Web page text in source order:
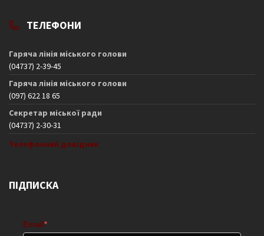
ТЕЛЕФОНИ
Гаряча лінія міського голови
(04737) 2-39-45
Гаряча лінія міського голови
(097) 622 18 65
Секретар міської ради
(04737) 2-30-31
Телефонний довідник
ПІДПИСКА
Email *